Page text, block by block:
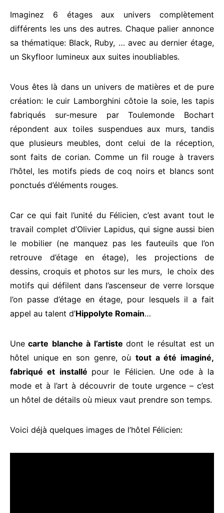
Imaginez 6 étages aux univers complètement
différents les uns des autres. Chaque palier annonce
sa thématique: Black, Ruby, … avec au dernier étage,
un Skyfloor lumineux aux suites inoubliables.
Vous êtes là dans un univers de matières et de pure
création: le cuir Lamborghini côtoie la soie, les tapis
fabriqués sur-mesure par Toulemonde Bochart
répondent aux toiles suspendues aux murs, tandis
que plusieurs meubles, dont celui de la réception,
sont faits de corian. Comme un fil rouge à travers
l’hôtel, les motifs pieds de coq noirs et blancs sont
ponctués d’éléments rouges.
Car ce qui fait l’unité du Félicien, c’est avant tout le
travail complet d’Olivier Lapidus, qui signe aussi bien
le mobilier (ne manquez pas les fauteuils que l’on
retrouve d’étage en étage), les projections de
dessins, croquis et photos sur les murs, le choix des
motifs qui défilent dans l’ascenseur de verre lorsque
l’on passe d’étage en étage, pour lesquels il a fait
appel au talent d’Hippolyte Romain…
Une carte blanche à l’artistedont le résultat est un
hôtel unique en son genre, où tout a été imaginé,
fabriqué et installé pour le Félicien. Une ode à la
mode et à l’art à découvrir de toute urgence – c’est
un hôtel de détails où mieux vaut prendre son temps.
Voici déjà quelques images de l’hôtel Félicien: